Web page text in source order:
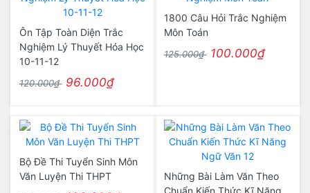
Ôn Tập Toàn Diện Trắc
Nghiệm Lý Thuyết Hóa Học
10-11-12
120.000₫ 96.000₫
1800 Câu Hỏi Trắc Nghiệm
Môn Toán
125.000₫ 100.000₫
Bộ Đề Thi Tuyển Sinh Môn
Văn Luyện Thi THPT
Những Bài Làm Văn Theo
Chuẩn Kiến Thức Kĩ Năng